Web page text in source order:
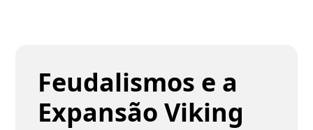
Feudalismos e a
Expansão Viking